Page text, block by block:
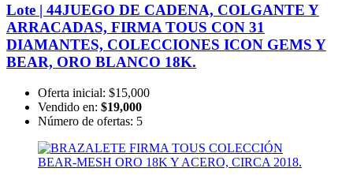
Lote | 44JUEGO DE CADENA, COLGANTE Y
ARRACADAS, FIRMA TOUS CON 31
DIAMANTES, COLECCIONES ICON GEMS Y
BEAR, ORO BLANCO 18K.
Oferta inicial: $15,000
Vendido en: $19,000
Número de ofertas: 5